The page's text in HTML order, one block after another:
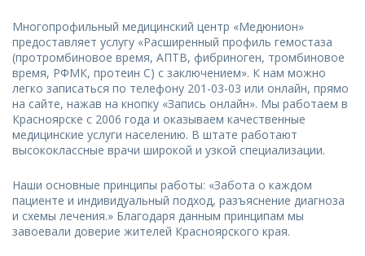
Многопрофильный медицинский центр «Медюнион»
предоставляет услугу «Расширенный профиль гемостаза
(протромбиновое время, АПТВ, фибриноген, тромбиновое
время, РФМК, протеин С) с заключением». К нам можно
легко записаться по телефону 201-03-03 или онлайн, прямо
на сайте, нажав на кнопку «Запись онлайн». Мы работаем в
Красноярске с 2006 года и оказываем качественные
медицинские услуги населению. В штате работают
высококлассные врачи широкой и узкой специализации.
Наши основные принципы работы: «Забота о каждом
пациенте и индивидуальный подход, разъяснение диагноза
и схемы лечения.» Благодаря данным принципам мы
завоевали доверие жителей Красноярского края.